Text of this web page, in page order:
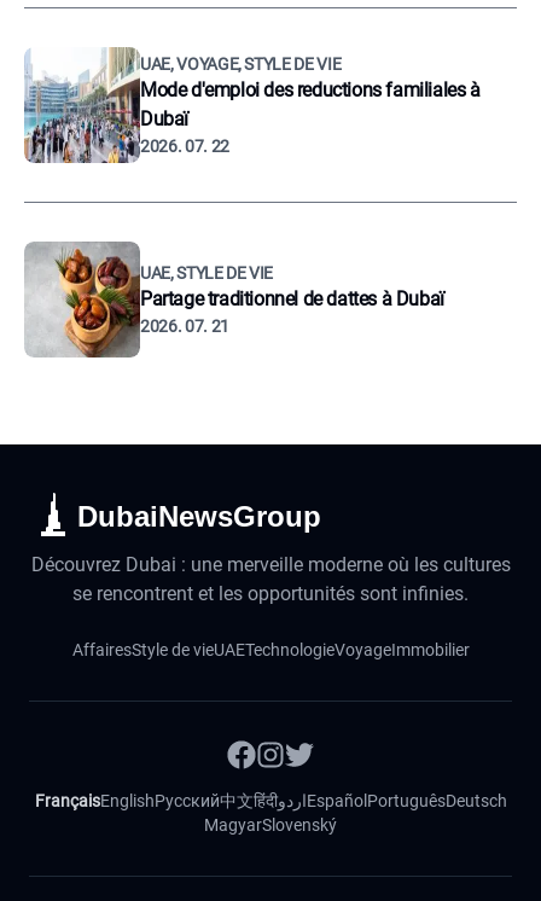
UAE, VOYAGE, STYLE DE VIE
Mode d'emploi des reductions familiales à
Dubaï
2026. 07. 22
UAE, STYLE DE VIE
Partage traditionnel de dattes à Dubaï
2026. 07. 21
DubaiNewsGroup
Découvrez Dubai : une merveille moderne où les cultures
se rencontrent et les opportunités sont infinies.
AffairesStyle de vieUAETechnologieVoyageImmobilier
FrançaisEnglishРусский中文हिंदीاردوEspañol PortuguêsDeutsch
MagyarSlovenský